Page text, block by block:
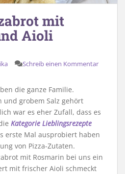
mit
Aioli
Schreib einen Kommentar
die ganze Familie.
und grobem Salz gehört
war es eher Zufall, dass es
Kategorie Lieblingsrezepte
erste Mal ausprobiert haben
von Pizza-Zutaten.
mit Rosmarin bei uns ein
mit frischer Aioli schmeckt